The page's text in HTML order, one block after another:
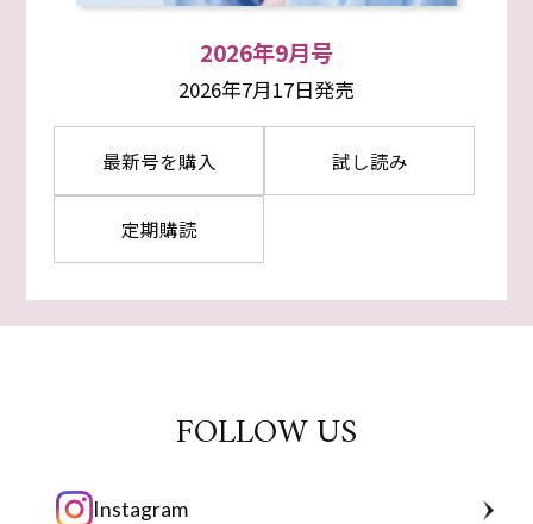
2026年9月号
2026年7月17日発売
最新号を購入 試し読み
定期購読
FOLLOW US
Instagram